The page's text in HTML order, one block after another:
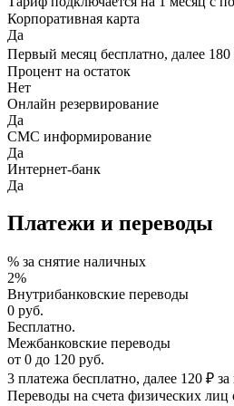
Корпоративная карта
Да
Первый месяц бесплатно, далее 180
Процент на остаток
Нет
Онлайн резервирование
Да
СМС информирование
Да
Интернет-банк
Да
Платежи и переводы
% за снятие наличных
2%
Внутрибанковские переводы
0 руб.
Бесплатно.
Межбанковские переводы
от 0 до 120 руб.
3 платежа бесплатно, далее 120 ₽
Переводы на счета физических лиц